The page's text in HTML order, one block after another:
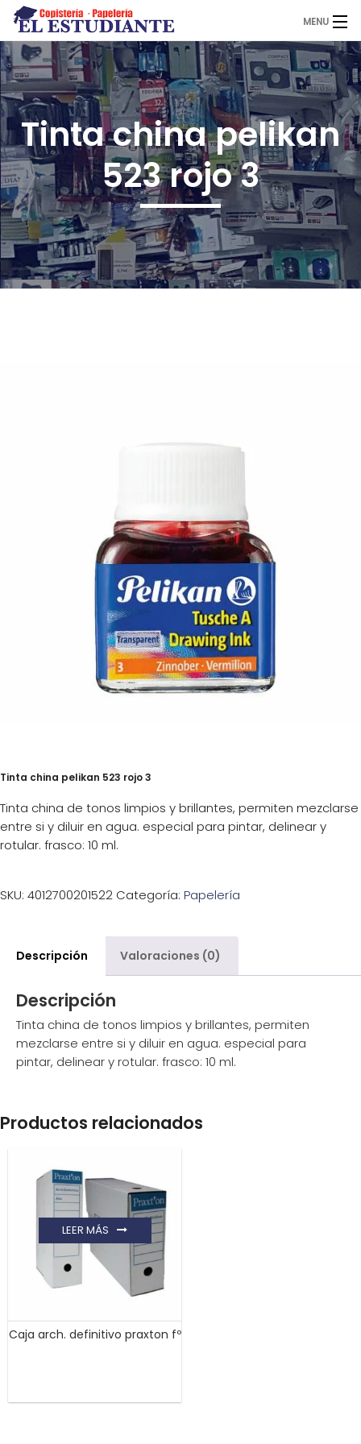
MENU
El Estudiante
Copistería
Papelería
Servicios
¡Imprimir!
Tinta china pelikan
523 rojo 3
Tinta china pelikan 523 rojo 3
Tinta china de tonos limpios y brillantes, permiten mezclarse
entre si y diluir en agua. especial para pintar, delinear y
rotular. frasco: 10 ml.
SKU: 4012700201522 Categoría: Papelería
Descripción Valoraciones (0)
Descripción
Tinta china de tonos limpios y brillantes, permiten
mezclarse entre si y diluir en agua. especial para
pintar, delinear y rotular. frasco: 10 ml.
Productos relacionados
Caja arch. definitivo praxton fº
LEER MÁS